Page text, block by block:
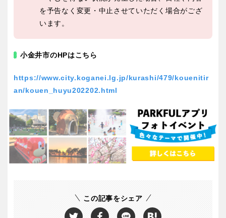
を予告なく変更・中止させていただく場合がござ
います。
小金井市のHPはこちら
https://www.city.koganei.lg.jp/kurashi/479/kouenitir
an/kouen_huyu202202.html
この記事をシェア